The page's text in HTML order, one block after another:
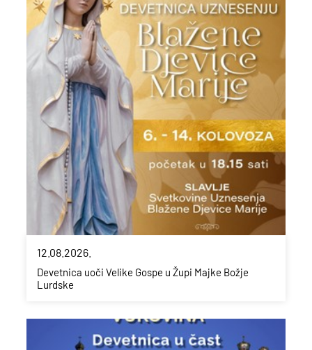
12.08.2026.
Devetnica uoči Velike Gospe u Župi Majke Božje
Lurdske